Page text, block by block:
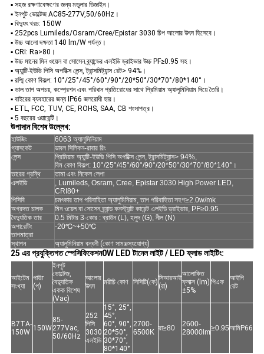
▪ সহজ রক্ষণাবেক্ষণের জন্য মডুলার ডিজাইন।
▪ ইনপুট ভোল্টেজ AC85-277V,50/60Hz।
▪ বিদ্যুৎ খরচ: 150W
▪ 252pcs Lumileds/Osram/Cree/Epistar 3030 চিপ আলোর উৎস হিসেবে।
▪ উচ্চ আলো দক্ষতা 140 lm/W পর্যন্ত।
▪ CRI: Ra>80।
▪ উচ্চ মানের মিন ওয়েল বা সোসেন ব্র্যান্ডের এলইডি ড্রাইভার উচ্চ PF≥0.95 সহ।
▪ অ্যান্টি-ইউভি পিসি অপটিক্স লেন্স, ট্রান্সমিট্যান্স রেট> 94%।
▪ রশ্মি কোণ বিকল্প: 10°/25°/45°/60°/90°/20*50°/30*70°/80*140°।
▪ ভাল তাপ অপচয়, কম্প্রেশন এবং পরিধান প্রতিরোধের সাথে প্রিমিয়াম অ্যালুমিনিয়াম দিয়ে তৈরি।
▪ বাইরের ব্যবহারের জন্য IP66 জলরোধী হার।
▪ ETL, FCC, TUV, CE, ROHS, SAA, CB শংসাপত্র।
▪ 5 বছরের ওয়ারেন্টি।
উপাদান বিশেষ উল্লেখ:
হাউজিং
6063 অ্যালুমিনিয়াম
গ্যাসকেট
ডাবল সিলিকন-রাবার রিং
লেন্স
প্রিমিয়াম অ্যান্টি-ইউভি পিসি অপটিক্স লেন্স, ট্রান্সমিট্যান্স> 94%,
বিম কোণ বিকল্প: 10°/25°/45°/60°/90°/20*50°/30*70°/80*140°।
তারের গ্রন্থি
তামা এবং নিকেল লেপা
এলইডি
, Lumileds, Osram, Cree, Epistar 3030 High Power LED,
CRI80+
পিসিবি
চমৎকার তাপ পরিবাহিতা অ্যালুমিনিয়াম, তাপ পরিবাহিতা সহগ≥2.0w/mk
অগ্রদত চালক
মিন ওয়েল বা সোসেন ব্র্যান্ড কনস্ট্যান্ট কারেন্ট এলইডি ড্রাইভার, PF≥0.95
বৈদ্যুতিক তার
0.5 মিটার 3-কোর : ব্রাউন (L), হলুদ (G), নীল (N)
অপারেটিং
তাপমাত্রা
-20℃~+50℃
স্থাপন অ্যালুমিনিয়াম বন্ধনী (কোণ সামঞ্জস্যযোগ্য)
25 এর প্রযুক্তিগত স্পেসিফিকেশন0W LED টানেল লাইট / LED ফ্লাড লাইটিং:
আইটেম
সংখ্যা
পাউr
(প)
ইনপুট
ভোল্টেজ,
বৈদ্যুতিক
একক বিশেষ
(Vac)
আলোর
উৎস
মরীচি কোণ সিসিটি(কে)সিআরআই
(রা)
আলোকিত
ফ্লাক্স (lm)
±5%
পিএফ
আইপি
রেট
B7TA-
150W 150W
85-
277Vac,
50/60Hz
252
পিসি
3030
এলইডি
15°, 25°,
45°,
60°, 90°,
20*50°,
30*70°,
80*140°
2700-
6500K রা≥80
2600-
28000lm≥0.95আমিP66